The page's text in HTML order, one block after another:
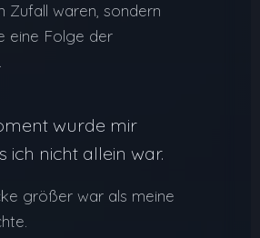
Zufall waren, sondern
eine Folge der
wurde mir
ich nicht allein war.
größer war als meine